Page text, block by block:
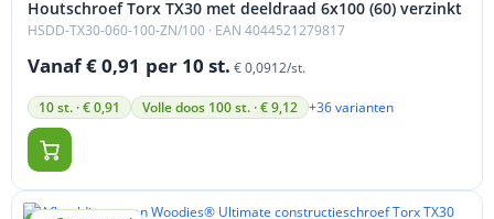
Houtschroef Torx TX30 met deeldraad 6x100 (60) verzinkt
HSDD-TX30-060-100-ZN/100 · EAN 4044521279817
Vanaf € 0,91 per 10 st. € 0,0912/st.
10 st. · € 0,91 Volle doos 100 st. · € 9,12 +36 varianten